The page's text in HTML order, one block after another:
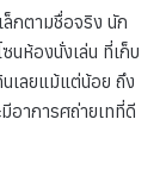
ล็กตามชื่อจริง นัก
นห้องนั่งเล่น ที่เก็บ
เลยแม้แต่น้อย ถึง
อาการศถ่ายเทที่ดี